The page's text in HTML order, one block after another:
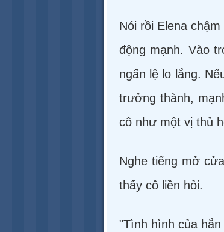
Nói rồi Elena
động mạnh. Vào
ngấn lệ lo lắng.
trưởng thành,
cô như một vị thủ
Nghe tiếng mở
thấy cô liền hỏi.
"Tình hình của